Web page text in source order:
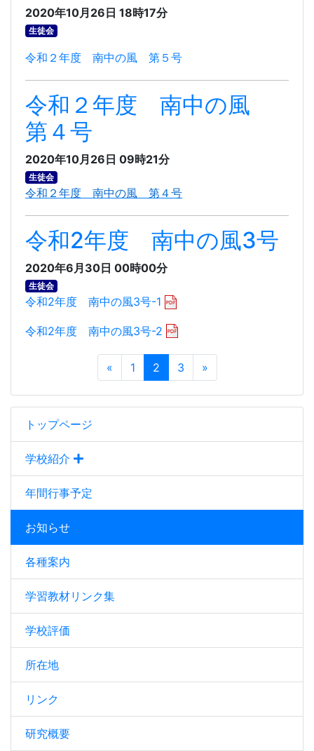
トップページ
学校紹介
年間行事予定
お知らせ
各種案内
学習教材リンク集
学校評価
所在地
リンク
研究概要
2020年10月26日 18時17分
生徒会
令和２年度 南中の風 第５号
令和２年度 南中の風
第４号
2020年10月26日 09時21分
生徒会
令和２年度 南中の風 第４号
令和2年度 南中の風3号
2020年6月30日 00時00分
生徒会
令和2年度 南中の風3号-1
令和2年度 南中の風3号-2
« 1 2 3 »